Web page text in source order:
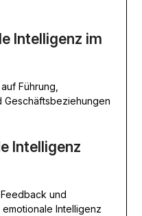
Intelligenz im
Führung,
Geschäftsbeziehungen
Intelligenz
und
Intelligenz